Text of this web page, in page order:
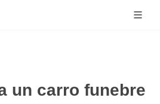
un carro funebre